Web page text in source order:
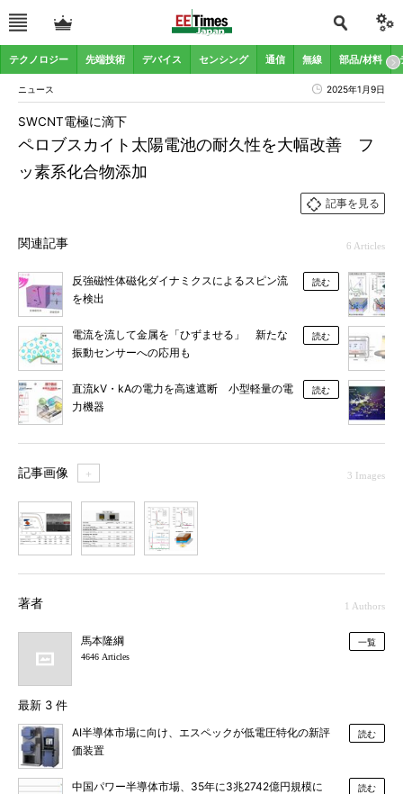
テクノロジー 先端技術 デバイス センシング 通信 無線 部品/材料
ニュース 2025年1月9日
ペロブスカイト太陽電池の耐久性を大幅改善 フ
ッ素系化合物添加
SWCNT電極に滴下
記事を見る
関連記事 6 Articles
反強磁性体磁化ダイナミクスによるスピン流
を検出
読む
電流を流して金属を「ひずませる」 新たな
振動センサーへの応用も
読む
直流kV・kAの電力を高速遮断 小型軽量の電
力機器
読む
記事画像 ＋ 3 Images
著者 1 Authors
馬本隆綱
4646 Articles
一覧
最新 3 件
AI半導体市場に向け、エスペックが低電圧特化の新評
価装置
読む
中国パワー半導体市場、35年に3兆2742億円規模に
読む